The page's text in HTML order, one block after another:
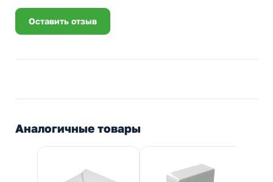
Оставить отзыв
Аналогичные товары